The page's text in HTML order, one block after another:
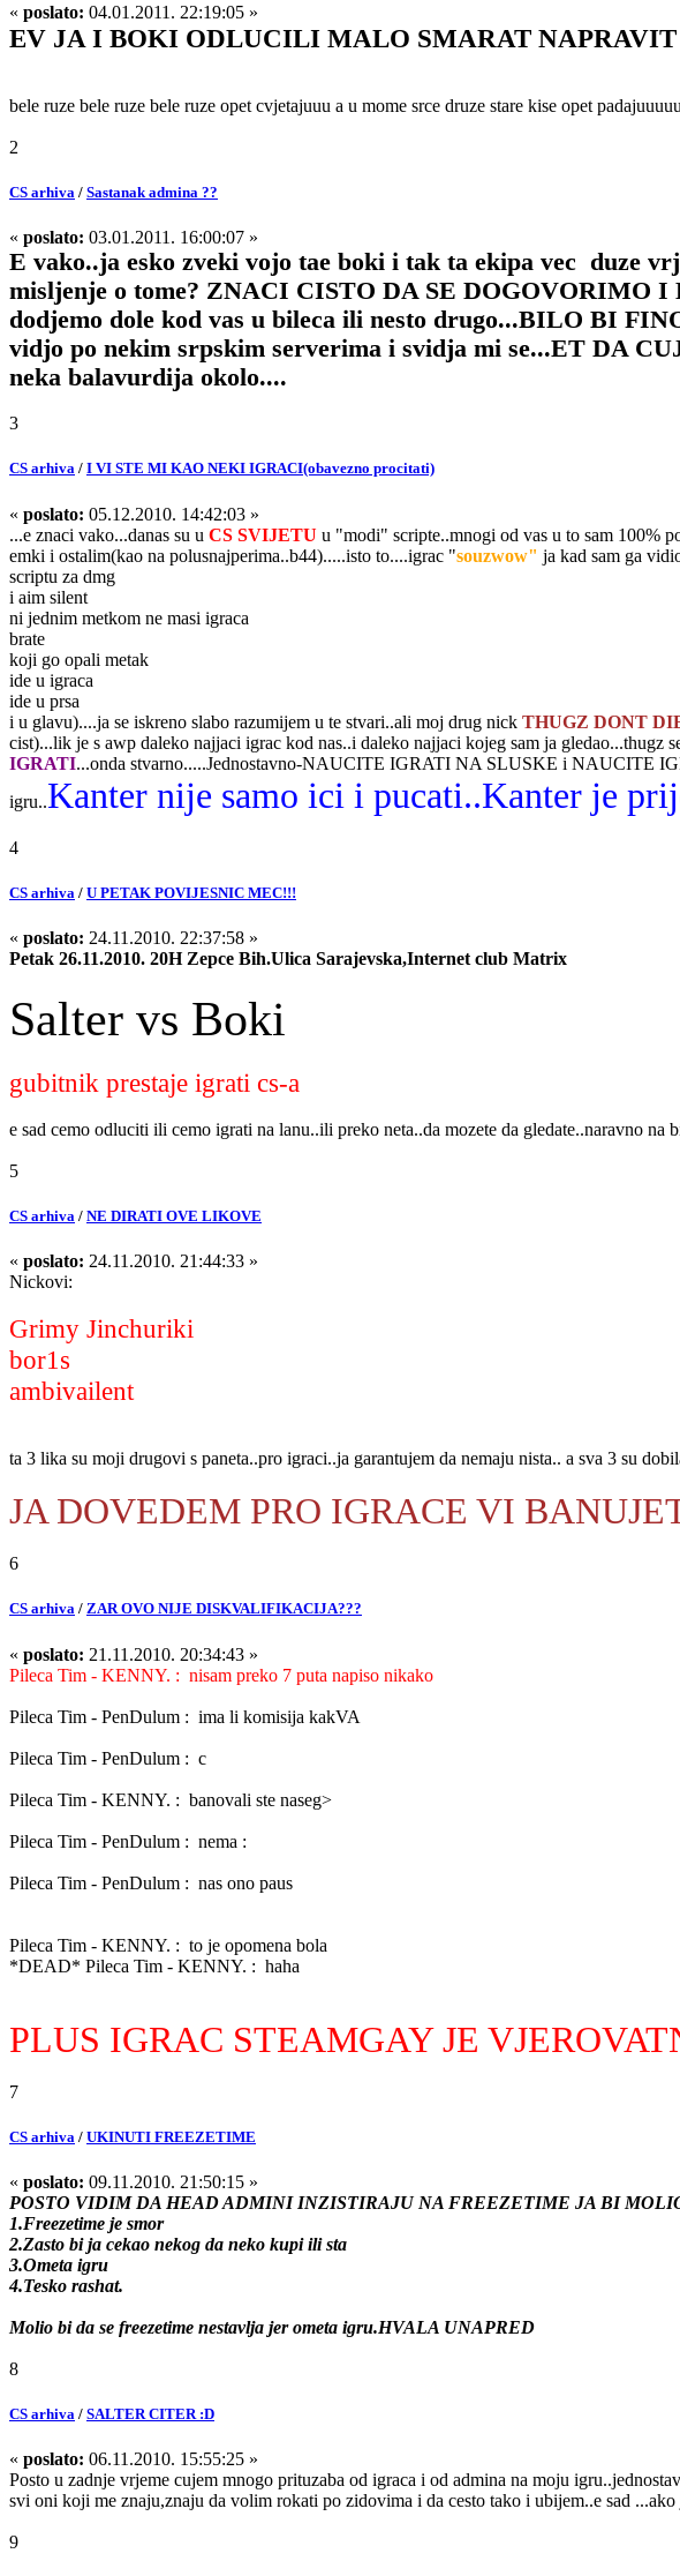
« poslato: 04.01.2011. 22:19:05 »
EV JA I BOKI ODLUCILI MALO SMARAT NAPRAVIT
bele ruze bele ruze bele ruze opet cvjetajuuu a u mome srce druze stare kise opet padajuuuuu
2
CS arhiva / Sastanak admina ??
« poslato: 03.01.2011. 16:00:07 »
E vako..ja esko zveki vojo tae boki i tak ta ekipa vec duze
misljenje o tome? ZNACI CISTO DA SE DOGOVORIMO
dodjemo dole kod vas u bileca ili nesto drugo...BILO BI
vidjo po nekim srpskim serverima i svidja mi se...ET DA
neka balavurdija okolo....
3
CS arhiva / I VI STE MI KAO NEKI IGRACI(obavezno procitati)
« poslato: 05.12.2010. 14:42:03 »
...e znaci vako...danas su u CS SVIJETU u "modi" scripte..mnogi od vas u to sam 100%
emki i ostalim(kao na polusnajperima..b44).....isto to....igrac "souzwow" ja kad sam ga
scriptu za dmg
i aim silent
ni jednim metkom ne masi igraca
brate
koji go opali metak
ide u igraca
ide u prsa
i u glavu)....ja se iskreno slabo razumijem u te stvari..ali moj drug nick THUGZ DONT
cist)...lik je s awp daleko najjaci igrac kod nas..i daleko najjaci kojeg sam ja gledao...thugz
IGRATI...onda stvarno.....Jednostavno-NAUCITE IGRATI NA SLUSKE i NAUCITE
igru..Kanter nije samo ici i pucati..Kanter je
4
CS arhiva / U PETAK POVIJESNIC MEC!!!
« poslato: 24.11.2010. 22:37:58 »
Petak 26.11.2010. 20H Zepce Bih.Ulica Sarajevska,Internet club Matrix
Salter vs Boki
gubitnik prestaje igrati cs-a
e sad cemo odluciti ili cemo igrati na lanu..ili preko neta..da mozete da gledate..naravno na
5
CS arhiva / NE DIRATI OVE LIKOVE
« poslato: 24.11.2010. 21:44:33 »
Nickovi:
Grimy Jinchuriki
bor1s
ambivailent
ta 3 lika su moji drugovi s paneta..pro igraci..ja garantujem da nemaju nista.. a sva 3 su
JA DOVEDEM PRO IGRACE VI
6
CS arhiva / ZAR OVO NIJE DISKVALIFIKACIJA???
« poslato: 21.11.2010. 20:34:43 »
Pileca Tim - KENNY. : nisam preko 7 puta napiso nikako
Pileca Tim - PenDulum : ima li komisija kakVA
Pileca Tim - PenDulum : c
Pileca Tim - KENNY. : banovali ste naseg>
Pileca Tim - PenDulum : nema :
Pileca Tim - PenDulum : nas ono paus
Pileca Tim - KENNY. : to je opomena bola
*DEAD* Pileca Tim - KENNY. : haha
PLUS IGRAC STEAMGAY JE
7
CS arhiva / UKINUTI FREEZETIME
« poslato: 09.11.2010. 21:50:15 »
POSTO VIDIM DA HEAD ADMINI INZISTIRAJU NA FREEZETIME JA BI
1.Freezetime je smor
2.Zasto bi ja cekao nekog da neko kupi ili sta
3.Ometa igru
4.Tesko rashat.
Molio bi da se freezetime nestavlja jer ometa igru.HVALA UNAPRED
8
CS arhiva / SALTER CITER :D
« poslato: 06.11.2010. 15:55:25 »
Posto u zadnje vrjeme cujem mnogo prituzaba od igraca i od admina na moju
svi oni koji me znaju,znaju da volim rokati po zidovima i da cesto tako i ubijem..e sad
9